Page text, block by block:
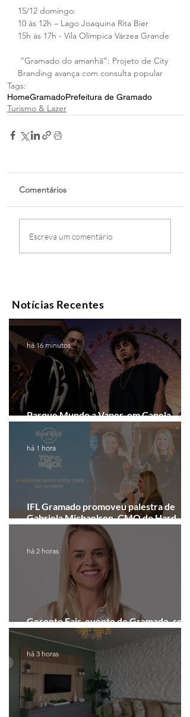
15/12 domingo:
10 às 12h – Lago Joaquina Rita Bier
15h às 17h - Vila Olímpica Várzea Grande
Branding avança com consulta popular
Tags:
HomeGramadoPrefeitura de Gramado
Turismo & Lazer
Comentários
Escreva um comentário
Notícias Recentes
Parque Mundo a Vapor, em Canela,
recebe festival eletrônico em agosto
há 16 minutos
IFL Gramado promoveu palestra de
Gabriela Michaelsen, CMO do Hard
Rock Cafe Gramado
há 1 hora
Geronto Fair, evento de Gramado, será
realizada em formato digital
há 2 horas
há 3 horas